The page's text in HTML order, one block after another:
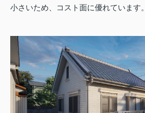
小さいため、コスト面に優れています。